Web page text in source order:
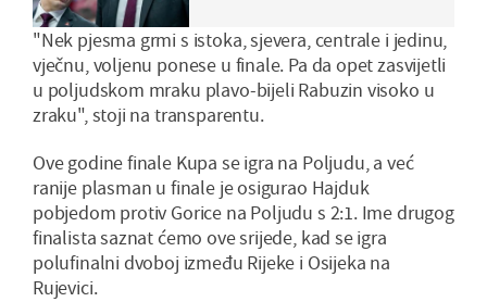
"Nek pjesma grmi s istoka, sjevera, centrale i jedinu,
vječnu, voljenu ponese u finale. Pa da opet zasvijetli
u poljudskom mraku plavo-bijeli Rabuzin visoko u
zraku", stoji na transparentu.
Ove godine finale Kupa se igra na Poljudu, a već
ranije plasman u finale je osigurao Hajduk
pobjedom protiv Gorice na Poljudu s 2:1. Ime drugog
finalista saznat ćemo ove srijede, kad se igra
polufinalni dvoboj između Rijeke i Osijeka na
Rujevici.